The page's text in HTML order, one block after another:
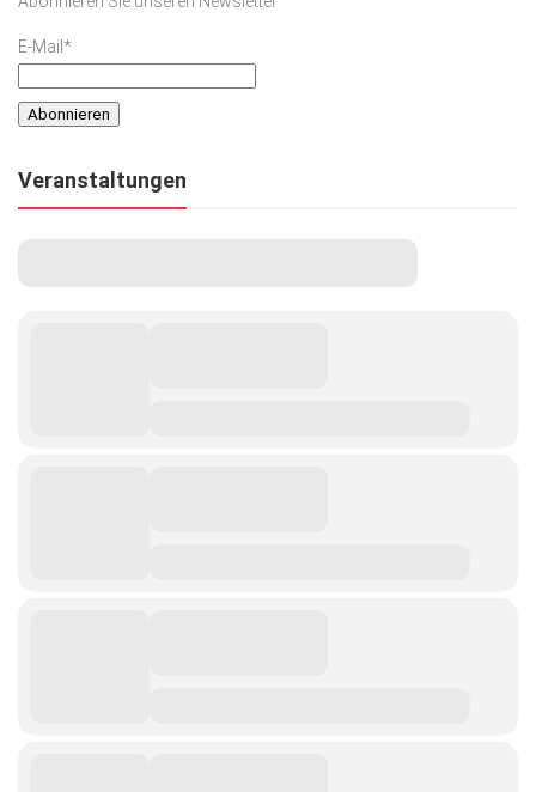
E-Mail*
Veranstaltungen